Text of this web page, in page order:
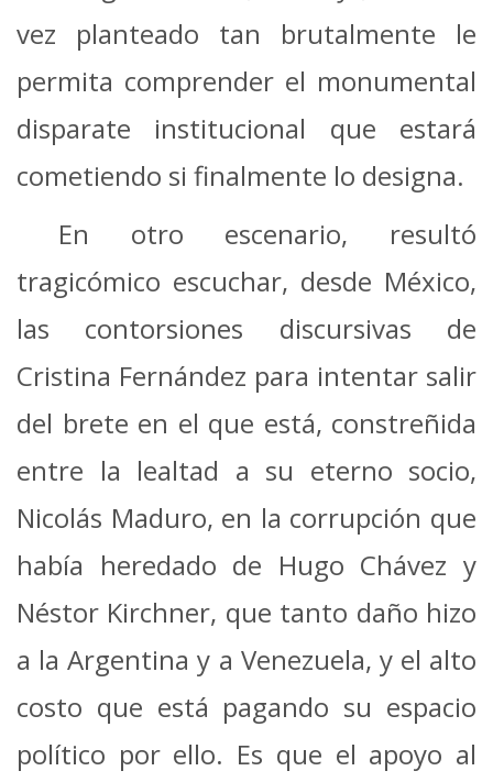
vez planteado tan brutalmente le
permita comprender el monumental
disparate institucional que estará
cometiendo si finalmente lo designa.
En otro escenario, resultó
tragicómico escuchar, desde México,
las contorsiones discursivas de
Cristina Fernández para intentar salir
del brete en el que está, constreñida
entre la lealtad a su eterno socio,
Nicolás Maduro, en la corrupción que
había heredado de Hugo Chávez y
Néstor Kirchner, que tanto daño hizo
a la Argentina y a Venezuela, y el alto
costo que está pagando su espacio
político por ello. Es que el apoyo al